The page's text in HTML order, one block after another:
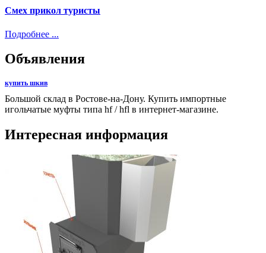
Смех прикол туристы
Подробнее ...
Объявления
купить шкив
Большой склад в Ростове-на-Дону. Купить импортные
игольчатые муфты типа hf / hfl в интернет-магазине.
Интересная информация